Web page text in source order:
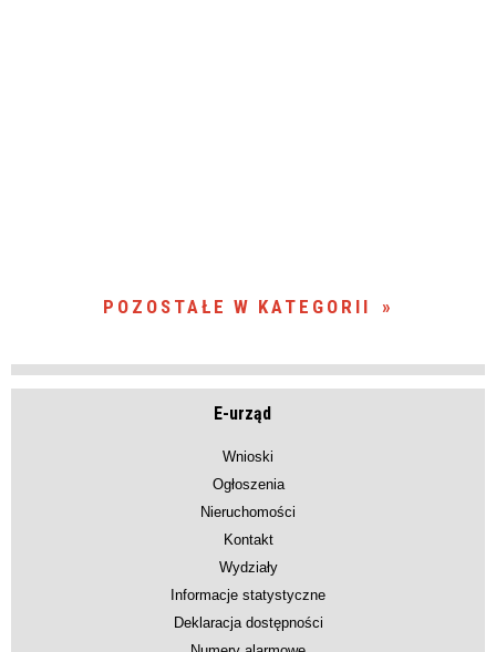
POZOSTAŁE W KATEGORII
E-urząd
Wnioski
Ogłoszenia
Nieruchomości
Kontakt
Wydziały
Informacje statystyczne
Deklaracja dostępności